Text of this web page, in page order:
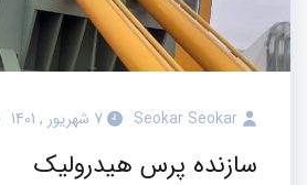
Seokar Seokar 7 شهریور , 1401
سازنده پرس هیدرولیک